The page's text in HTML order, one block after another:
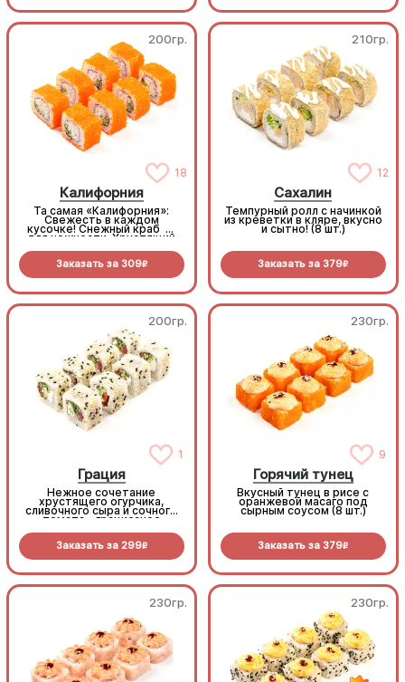
200гр.
18
Калифорния
Та самая «Калифорния»:
Свежесть в каждом
кусочке! Снежный краб —
для нежности. Хрустящий
сочности. Икра масаго —
для яркого вкуса (8 шт.)
Заказать за 309R
210гр.
12
Сахалин
Темпурный ролл с начинкой
из креветки в кляре, вкусно
и сытно! (8 шт.)
Заказать за 379R
200гр.
1
Грация
Нежное сочетание
хрустящего огурчика,
сливочного сыра и сочного
томата - грациозное
Заказать за 299R
230гр.
9
Горячий тунец
Вкусный тунец в рисе с
оранжевой масаго под
сырным соусом (8 шт.)
Заказать за 379R
230гр. 230гр.